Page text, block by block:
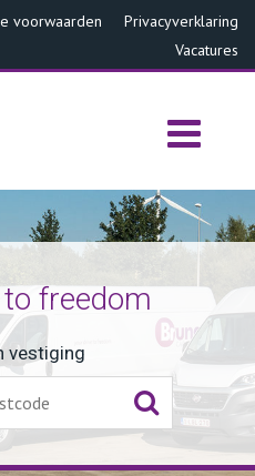
voorwaarden
Privacyverklaring
Vacatures
freedom
vestiging